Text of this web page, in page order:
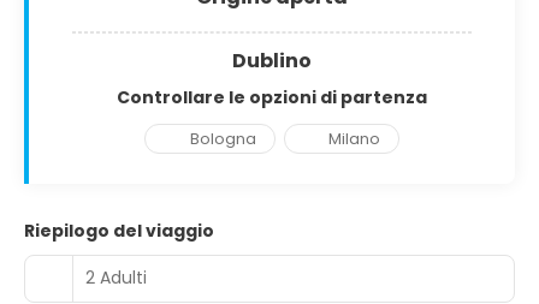
Dublino
Controllare le opzioni di partenza
Bologna Milano
Riepilogo del viaggio
2 Adulti